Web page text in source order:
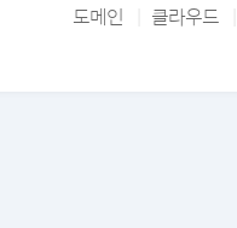
도메인 클라우드